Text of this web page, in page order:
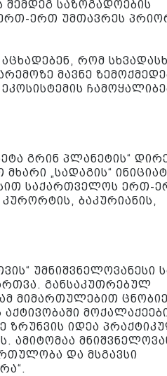
შემდეგ საზოგადოების
ერთ უმთავრეს
რომ
მავნე
გრინ პლანეტის“
„სადაგის“
საქართველოს ერთ-
ბაკურიანის,
უმნიშვნელოვანესი
განსაკუთრებულ
მიმართულებით
ზრუნვის იდეა
ამიტომაა
და მსგავსი